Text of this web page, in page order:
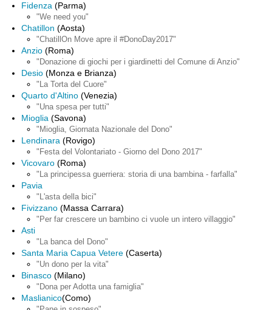
Fidenza (Parma)
"We need you"
Chatillon (Aosta)
"ChatillOn Move apre il #DonoDay2017"
Anzio (Roma)
"Donazione di giochi per i giardinetti del Comune di Anzio"
Desio (Monza e Brianza)
"La Torta del Cuore"
Quarto d'Altino (Venezia)
"Una spesa per tutti"
Mioglia (Savona)
"Mioglia, Giornata Nazionale del Dono"
Lendinara (Rovigo)
"Festa del Volontariato - Giorno del Dono 2017"
Vicovaro (Roma)
"La principessa guerriera: storia di una bambina - farfalla"
Pavia
"L'asta della bici"
Fivizzano (Massa Carrara)
"Per far crescere un bambino ci vuole un intero villaggio"
Asti
"La banca del Dono"
Santa Maria Capua Vetere (Caserta)
"Un dono per la vita"
Binasco (Milano)
"Dona per Adotta una famiglia"
Maslianico(Como)